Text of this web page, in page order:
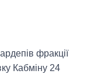
фракції
Кабміну 24